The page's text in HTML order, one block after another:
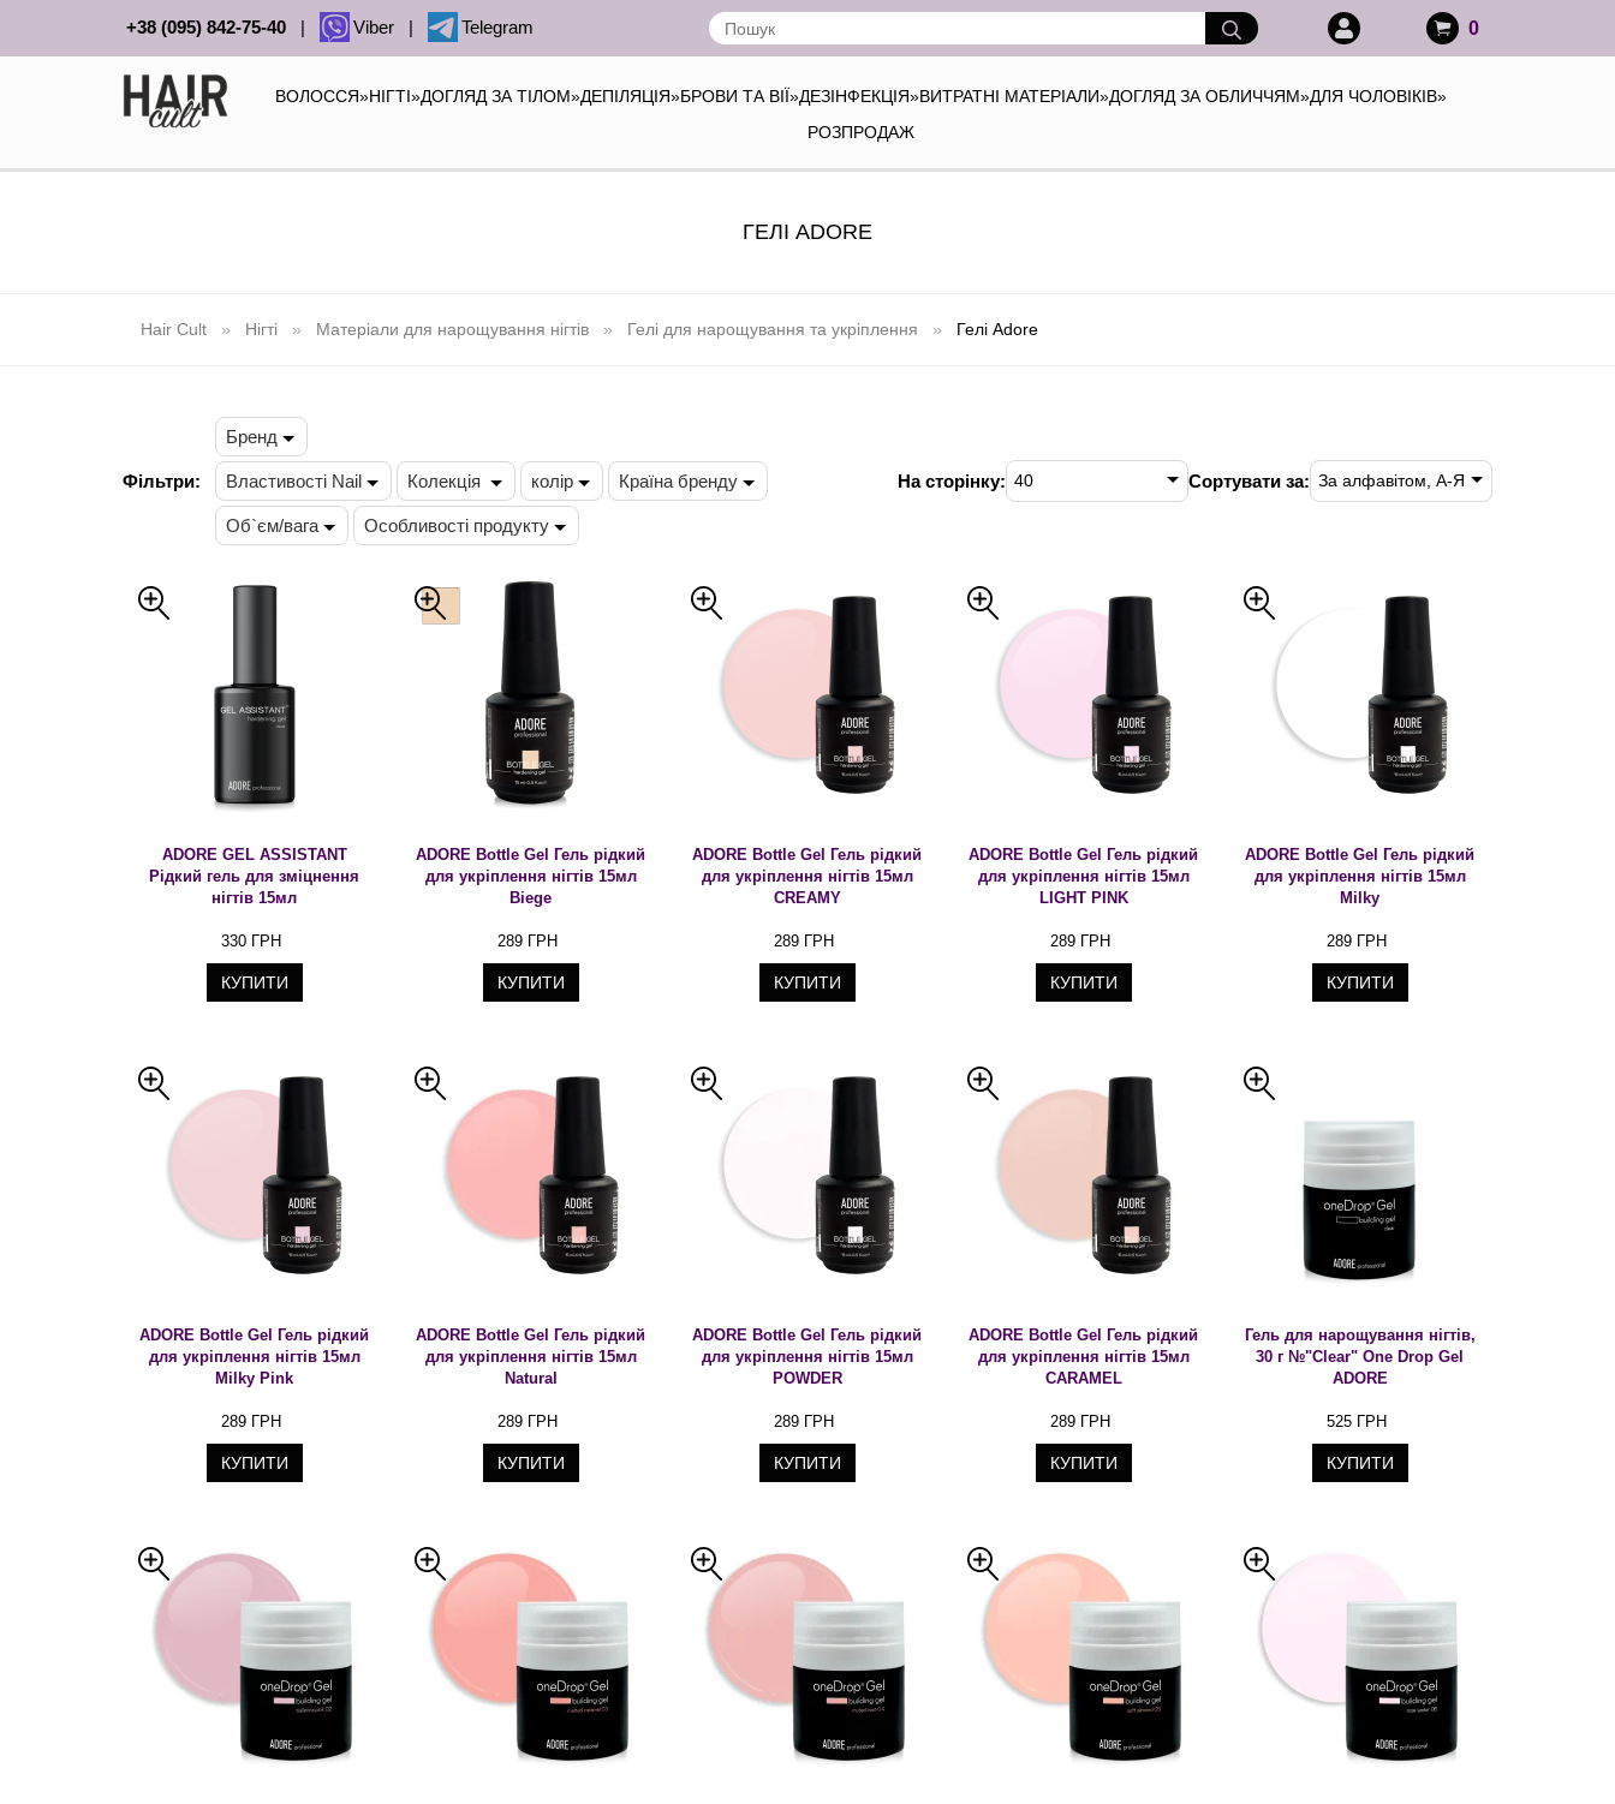
+38 (095) 842-75-40 | Viber | Telegram 0
ВОЛОССЯ»НІГТІ»ДОГЛЯД ЗА ТІЛОМ»ДЕПІЛЯЦІЯ»БРОВИ ТА ВІЇ»ДЕЗІНФЕКЦІЯ»ВИТРАТНІ МАТЕРІАЛИ»ДОГЛЯД ЗА ОБЛИЧЧЯМ»ДЛЯ ЧОЛОВІКІВ»
РОЗПРОДАЖ
ГЕЛІ ADORE
Hair Cult Нігті Матеріали для нарощування нігтів Гелі для нарощування та укріплення Гелі Adore
Фільтри:
Бренд
Властивості Nail Колекція колір Країна бренду
Об`єм/вага Особливості продукту
На сторінку: 40 Сортувати за: За алфавітом, А-Я
ADORE GEL ASSISTANT
Рідкий гель для зміцнення
нігтів 15мл
330 ГРН
КУПИТИ
ADORE Bottle Gel Гель рідкий
для укріплення нігтів 15мл
Biege
289 ГРН
КУПИТИ
ADORE Bottle Gel Гель рідкий
для укріплення нігтів 15мл
CREAMY
289 ГРН
КУПИТИ
ADORE Bottle Gel Гель рідкий
для укріплення нігтів 15мл
LIGHT PINK
289 ГРН
КУПИТИ
ADORE Bottle Gel Гель рідкий
для укріплення нігтів 15мл
Milky
289 ГРН
КУПИТИ
ADORE Bottle Gel Гель рідкий
для укріплення нігтів 15мл
Milky Pink
289 ГРН
КУПИТИ
ADORE Bottle Gel Гель рідкий
для укріплення нігтів 15мл
Natural
289 ГРН
КУПИТИ
ADORE Bottle Gel Гель рідкий
для укріплення нігтів 15мл
POWDER
289 ГРН
КУПИТИ
ADORE Bottle Gel Гель рідкий
для укріплення нігтів 15мл
СARAMEL
289 ГРН
КУПИТИ
Гель для нарощування нігтів,
30 г №"Clear" One Drop Gel
ADORE
525 ГРН
КУПИТИ